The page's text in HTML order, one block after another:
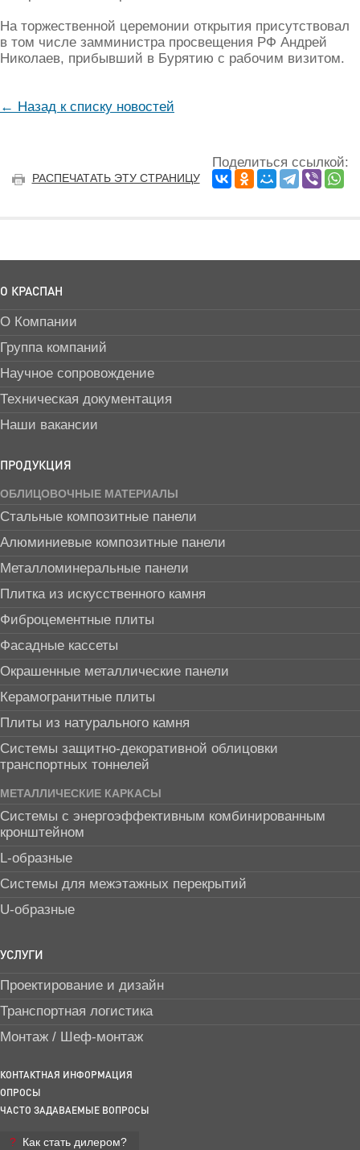
На торжественной церемонии открытия присутствовал
в том числе замминистра просвещения РФ Андрей
Николаев, прибывший в Бурятию с рабочим визитом.
← Назад к списку новостей
РАСПЕЧАТАТЬ ЭТУ СТРАНИЦУ
Поделиться ссылкой:
О КРАСПАН
О Компании
Группа компаний
Научное сопровождение
Техническая документация
Наши вакансии
ПРОДУКЦИЯ
ОБЛИЦОВОЧНЫЕ МАТЕРИАЛЫ
Стальные композитные панели
Алюминиевые композитные панели
Металломинеральные панели
Плитка из искусственного камня
Фиброцементные плиты
Фасадные кассеты
Окрашенные металлические панели
Керамогранитные плиты
Плиты из натурального камня
Системы защитно-декоративной облицовки
транспортных тоннелей
МЕТАЛЛИЧЕСКИЕ КАРКАСЫ
Системы с энергоэффективным комбинированным
кронштейном
L-образные
Системы для межэтажных перекрытий
U-образные
УСЛУГИ
Проектирование и дизайн
Транспортная логистика
Монтаж / Шеф-монтаж
КОНТАКТНАЯ ИНФОРМАЦИЯ
ОПРОСЫ
ЧАСТО ЗАДАВАЕМЫЕ ВОПРОСЫ
Как стать дилером?